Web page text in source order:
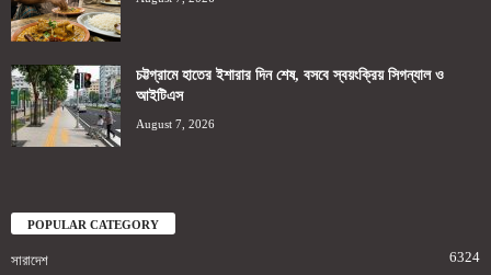
চট্টগ্রামে হাতের ইশারার দিন শেষ, বসবে স্বয়ংক্রিয় সিগন্যাল ও
আইটিএস
August 7, 2026
POPULAR CATEGORY
সারাদেশ 6324